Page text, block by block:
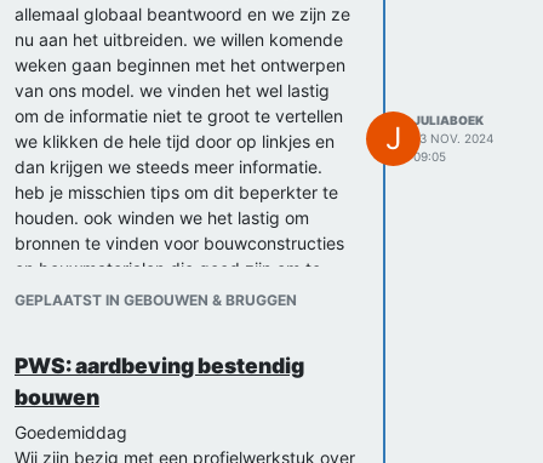
allemaal globaal beantwoord en we zijn ze
nu aan het uitbreiden. we willen komende
weken gaan beginnen met het ontwerpen
van ons model. we vinden het wel lastig
om de informatie niet te groot te vertellen
we klikken de hele tijd door op linkjes en
dan krijgen we steeds meer informatie.
heb je misschien tips om dit beperkter te
houden. ook winden we het lastig om
bronnen te vinden voor bouwconstructies
en bouwmaterialen die goed zijn om te
gebruiken bij het aadrbeving bestendig te
algemeen voor het schrijven van een pws?
wij hebben 80 uur per persoon voor het
schrijven, gegevens verzamelen en
uitwerken van het pws. wij zouden in
GEPLAATST IN GEBOUWEN & BRUGGEN
J
JULIABOEK
13 NOV. 2024
09:05
PWS: aardbeving bestendig
bouwen
Goedemiddag
Wij zijn bezig met een profielwerkstuk over